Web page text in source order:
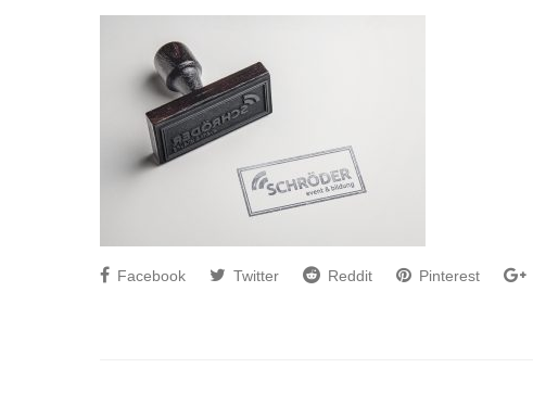
Facebook Twitter Reddit Pinterest